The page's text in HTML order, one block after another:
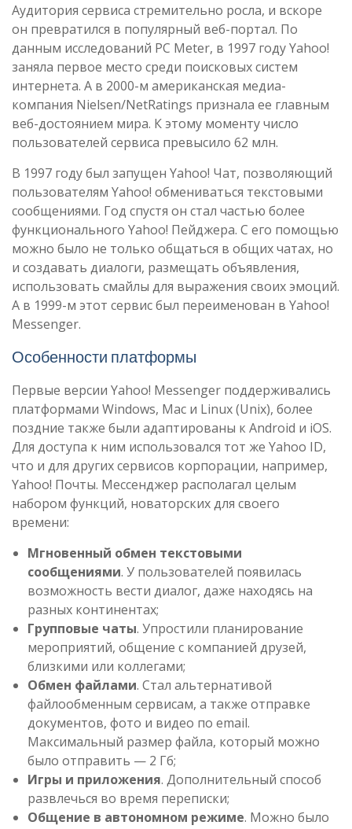
Аудитория сервиса стремительно росла, и вскоре
он превратился в популярный веб-портал. По
данным исследований PC Meter, в 1997 году Yahoo!
заняла первое место среди поисковых систем
интернета. А в 2000-м американская медиа-
компания Nielsen/NetRatings признала ее главным
веб-достоянием мира. К этому моменту число
пользователей сервиса превысило 62 млн.
В 1997 году был запущен Yahoo! Чат, позволяющий
пользователям Yahoo! обмениваться текстовыми
сообщениями. Год спустя он стал частью более
функционального Yahoo! Пейджера. С его помощью
можно было не только общаться в общих чатах, но
и создавать диалоги, размещать объявления,
использовать смайлы для выражения своих эмоций.
А в 1999-м этот сервис был переименован в Yahoo!
Messenger.
Особенности платформы
Первые версии Yahoo! Messenger поддерживались
платформами Windows, Mac и Linux (Unix), более
поздние также были адаптированы к Android и iOS.
Для доступа к ним использовался тот же Yahoo ID,
что и для других сервисов корпорации, например,
Yahoo! Почты. Мессенджер располагал целым
набором функций, новаторских для своего
времени:
Мгновенный обмен текстовыми
сообщениями. У пользователей появилась
возможность вести диалог, даже находясь на
разных континентах;
Групповые чаты. Упростили планирование
мероприятий, общение с компанией друзей,
близкими или коллегами;
Обмен файлами. Стал альтернативой
файлообменным сервисам, а также отправке
документов, фото и видео по email.
Максимальный размер файла, который можно
было отправить — 2 Гб;
Игры и приложения. Дополнительный способ
развлечься во время переписки;
Общение в автономном режиме. Можно было